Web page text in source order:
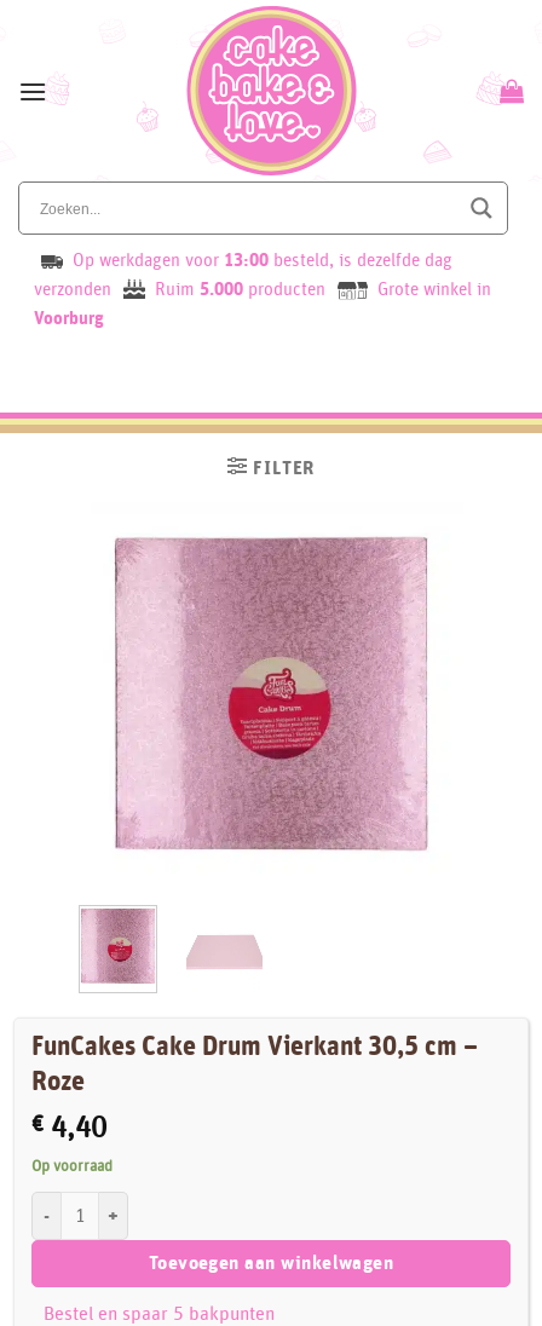
content
Op werkdagen voor 13:00 besteld, is dezelfde dag
verzonden
Ruim 5.000 producten
Grote winkel in
Voorburg
FILTER
FunCakes Cake Drum Vierkant 30,5 cm –
Roze
€ 4,40
Op voorraad
Toevoegen aan winkelwagen
Bestel en spaar 5 bakpunten